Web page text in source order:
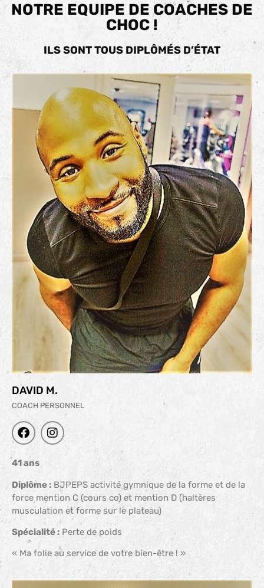
NOTRE EQUIPE DE COACHES DE
CHOC !
ILS SONT TOUS DIPLÔMÉS D’ÉTAT
DAVID M.
COACH PERSONNEL
41 ans
Diplôme : BJPEPS activité gymnique de la forme et de la
force mention C (cours co) et mention D (haltères
musculation et forme sur le plateau)
Spécialité : Perte de poids
« Ma folie au service de votre bien-être ! »